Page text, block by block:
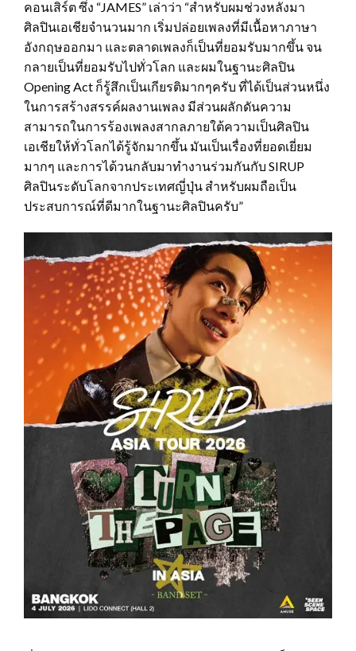
คอนเสิร์ต ซึ่ง “JAMES” เล่าว่า “สำหรับผมช่วงหลังมา
ศิลปินเอเชียจำนวนมาก เริ่มปล่อยเพลงที่มีเนื้อหาภาษา
อังกฤษออกมา และตลาดเพลงก็เป็นที่ยอมรับมากขึ้น จน
กลายเป็นที่ยอมรับไปทั่วโลก และผมในฐานะศิลปิน
Opening Act ก็รู้สึกเป็นเกียรติมากๆครับ ที่ได้เป็นส่วนหนึ่ง
ในการสร้างสรรค์ผลงานเพลง มีส่วนผลักดันความ
สามารถในการร้องเพลงสากลภายใต้ความเป็นศิลปิน
เอเชียให้ทั่วโลกได้รู้จักมากขึ้น มันเป็นเรื่องที่ยอดเยี่ยม
มากๆ และการได้วนกลับมาทำงานร่วมกันกับ SIRUP
ศิลปินระดับโลกจากประเทศญี่ปุ่น สำหรับผมถือเป็น
ประสบการณ์ที่ดีมากในฐานะศิลปินครับ”